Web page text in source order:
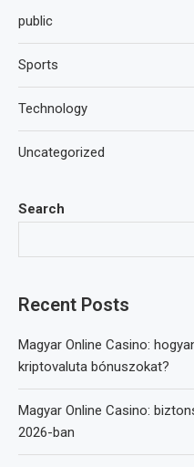
Search
Recent Posts
Magyar Online Casino:
kriptovaluta bónuszokat?
Magyar Online Casino:
2026-ban
public
Sports
Technology
Uncategorized